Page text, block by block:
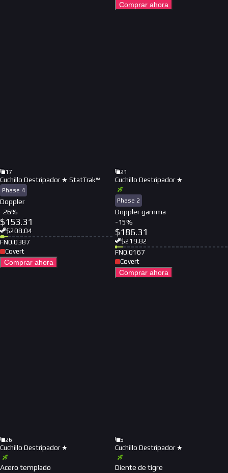
Comprar ahora
17
Cuchillo Destripador ★ StatTrak™
Phase 4
Doppler
-26%
$153.31
$208.04
FN0.0387
Covert
Comprar ahora
21
Cuchillo Destripador ★
Phase 2
Doppler gamma
-15%
$186.31
$219.82
FN0.0167
Covert
Comprar ahora
26
Cuchillo Destripador ★
Acero templado
5
Cuchillo Destripador ★
Diente de tigre